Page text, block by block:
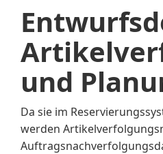
und
Da sie im
werden